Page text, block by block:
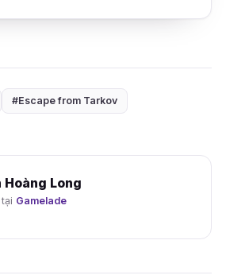
#Escape from Tarkov
Hoàng Long
Gamelade